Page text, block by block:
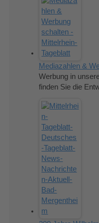
Mediazahlen &
Werbung in
finden Sie die